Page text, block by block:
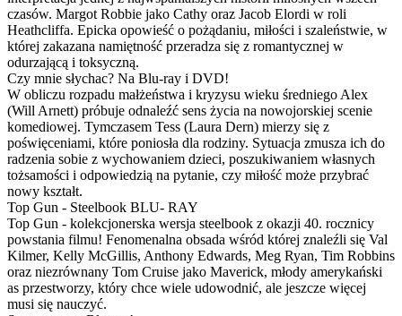
czasów. Margot Robbie jako Cathy oraz Jacob Elordi w roli
Heathcliffa. Epicka opowieść o pożądaniu, miłości i szaleństwie, w
której zakazana namiętność przeradza się z romantycznej w
odurzającą i toksyczną.
Czy mnie słychac? Na Blu-ray i DVD!
W obliczu rozpadu małżeństwa i kryzysu wieku średniego Alex
(Will Arnett) próbuje odnaleźć sens życia na nowojorskiej scenie
komediowej. Tymczasem Tess (Laura Dern) mierzy się z
poświęceniami, które poniosła dla rodziny. Sytuacja zmusza ich do
radzenia sobie z wychowaniem dzieci, poszukiwaniem własnych
tożsamości i odpowiedzią na pytanie, czy miłość może przybrać
nowy kształt.
Top Gun - Steelbook BLU- RAY
Top Gun - kolekcjonerska wersja steelbook z okazji 40. rocznicy
powstania filmu! Fenomenalna obsada wśród której znaleźli się Val
Kilmer, Kelly McGillis, Anthony Edwards, Meg Ryan, Tim Robbins
oraz niezrównany Tom Cruise jako Maverick, młody amerykański
as przestworzy, który chce wiele udowodnić, ale jeszcze więcej
musi się nauczyć.